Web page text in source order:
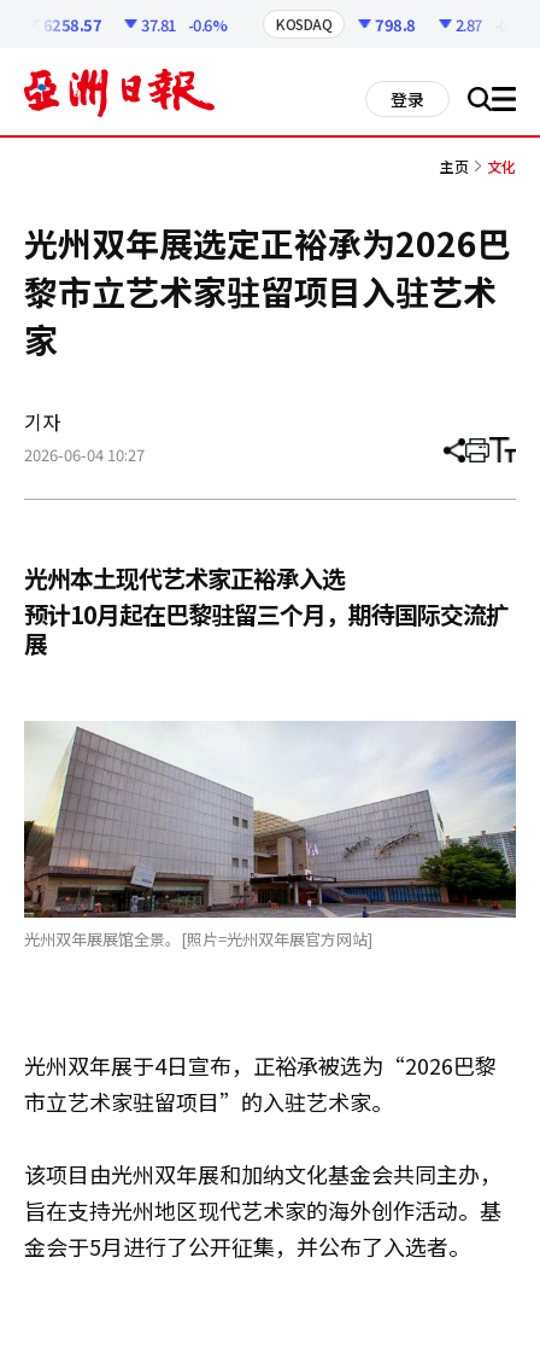
6258.57 37.81 -0.6% KOSDAQ 798.8 2.87 -0.36%
登录 搜 all
主页 文化
光州双年展选定正裕承为2026巴
黎市立艺术家驻留项目入驻艺术
家
기자
2026-06-04 10:27 分
章
打 调
小
光州本土现代艺术家正裕承入选
预计10月起在巴黎驻留三个月，期待国际交流扩
展
光州双年展展馆全景。[照片=光州双年展官方网站]
光州双年展于4日宣布，正裕承被选为“2026巴黎
市立艺术家驻留项目”的入驻艺术家。
该项目由光州双年展和加纳文化基金会共同主办，
旨在支持光州地区现代艺术家的海外创作活动。基
金会于5月进行了公开征集，并公布了入选者。